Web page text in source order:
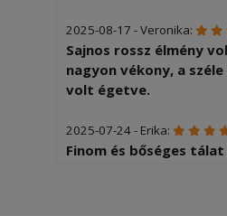
2025-08-17 - Veronika:
Sajnos rossz élmény
nagyon vékony, a
volt égetve.
2025-07-24 - Erika:
Finom és bőséges